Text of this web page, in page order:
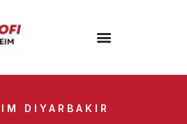
DIYARBAKIR